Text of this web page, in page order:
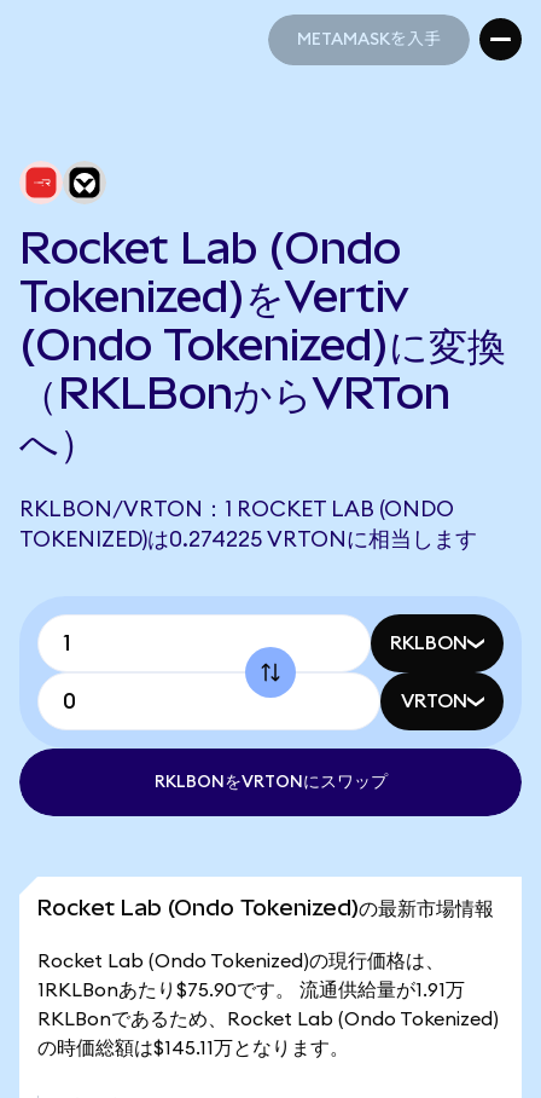
METAMASKを入手
Rocket Lab (Ondo
Tokenized)をVertiv
(Ondo Tokenized)に変換
（RKLBonからVRTon
へ）
RKLBON/VRTON：1 ROCKET LAB (ONDO
TOKENIZED)は0.274225 VRTONに相当します
RKLBON
VRTON
RKLBONをVRTONにスワップ
Rocket Lab (Ondo Tokenized)の最新市場情報
Rocket Lab (Ondo Tokenized)の現行価格は、
1RKLBonあたり$75.90です。 流通供給量が1.91万
RKLBonであるため、Rocket Lab (Ondo Tokenized)
の時価総額は$145.11万となります。